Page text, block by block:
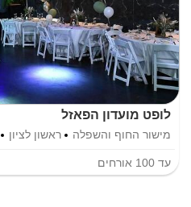
לופט מועדון הפאזל
מישור החוף והשפלה ראשון לציון
עד 100 אורחים